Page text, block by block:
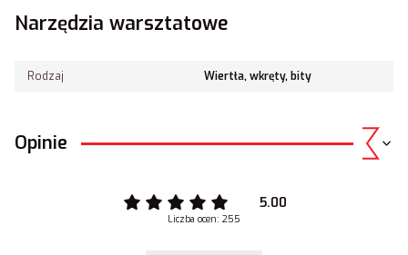
Narzędzia warsztatowe
Rodzaj Wiertła, wkręty, bity
Opinie
5.00
Liczba ocen: 255